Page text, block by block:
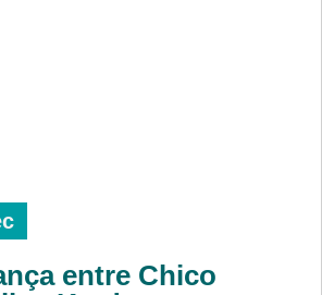
entre Chico